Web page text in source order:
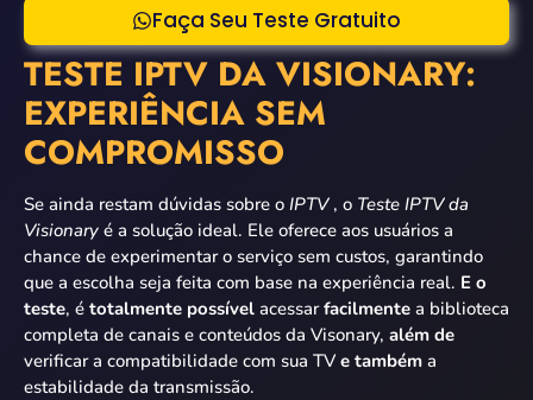
Faça Seu Teste Gratuito
TESTE IPTV DA VISIONARY:
EXPERIÊNCIA SEM
COMPROMISSO
Se ainda restam dúvidas sobre o IPTV , o Teste IPTV da
Visionary é a solução ideal. Ele oferece aos usuários a
chance de experimentar o serviço sem custos, garantindo
que a escolha seja feita com base na experiência real. E o
teste, é totalmente possível acessarfacilmente a biblioteca
completa de canais e conteúdos da Visonary, além de
verificar a compatibilidade com sua TV e também a
estabilidade da transmissão.